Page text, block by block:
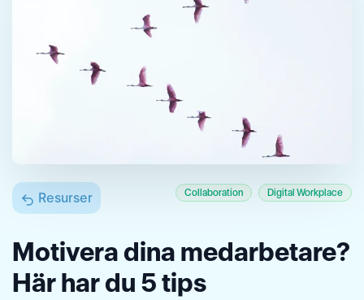
Resurser Collaboration Digital Workplace
Motivera dina medarbetare?
Här har du 5 tips